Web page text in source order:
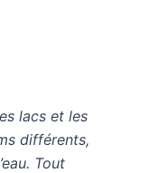
lacs et les
différents,
Tout